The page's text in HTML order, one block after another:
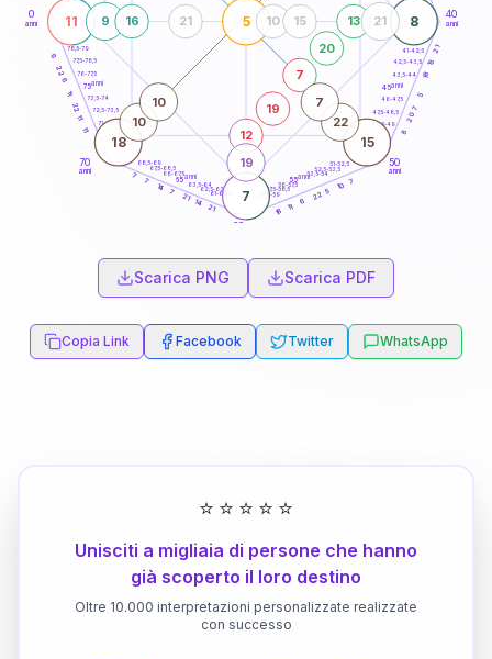
0
anni
40
anni
50
anni
60
70
anni
41-42,5
42,5-43,5
43,5-44
46-47,5
47,5-48,5
48,5-49
51-52,5
52,5-53,5
53,5-54
56-57,5
57,5-58,5
58,5-59
61-62,5
62,5-63,5
63,5-64
66-67,5
67,5-68,5
68,5-69
71-72,5
72,5-73,5
73,5-74
76-77,5
77,5-78,5
78,5-79 21
13
18
5
7
20
8
7
10
5
22
6
11
18
21
14
21
7
14
7
7
11
11
22
11
6
22
6
11 8
7
5
18 15
12
19
7
20
13
9 21
19
16 10 15
21
10
10
22
7
45anni
55anni
65anni
75anni
Scarica PNG Scarica PDF
Copia Link Facebook Twitter WhatsApp
⭐ ⭐ ⭐ ⭐ ⭐
Unisciti a migliaia di persone che hanno
già scoperto il loro destino
Oltre 10.000 interpretazioni personalizzate realizzate
con successo